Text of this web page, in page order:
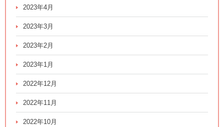
2023年4月
2023年3月
2023年2月
2023年1月
2022年12月
2022年11月
2022年10月